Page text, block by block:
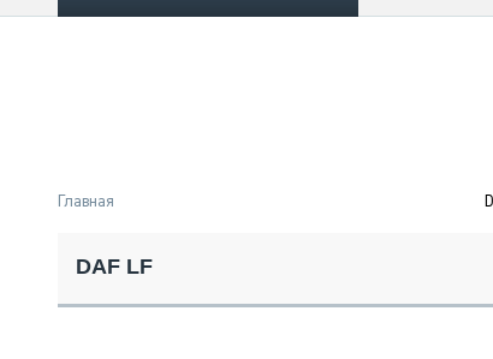
СПЕЦТЕХНИКА И ТРАНСПОРТ
ГРУЗОПЕРЕВОЗКИ
Главная
DAF LF